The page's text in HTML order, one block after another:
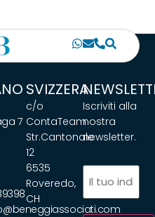
7
SVIZZERA
c/o
ContaTeam
Str.Cantonale
12
6535
Roveredo,
CH
Iscriviti alla
nostra
newsletter.
Email